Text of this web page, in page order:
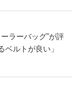
ラーバッグ”が評
ルトが良い」